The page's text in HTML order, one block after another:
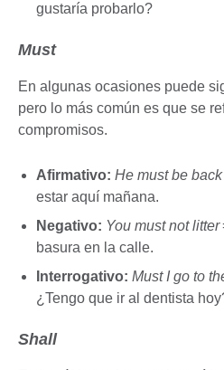
gustaría probarlo?
Must
En algunas ocasiones puede
pero lo más común es que se
compromisos.
Afirmativo: He must be
estar aquí mañana.
Negativo: You must not litter
basura en la calle.
Interrogativo: Must I go to
¿Tengo que ir al dentista
Shall